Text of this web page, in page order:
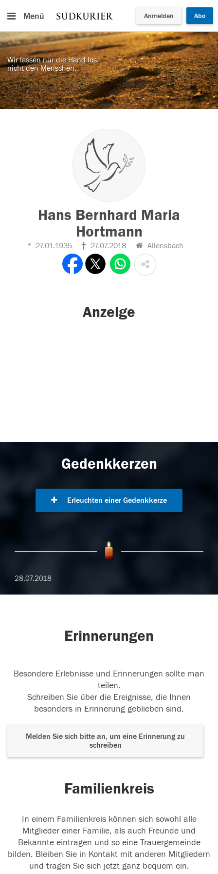
Menü Anmelden Abo
Wir lassen nur die Hand los,
nicht den Menschen.
Hans Bernhard Maria
Hortmann
27.01.1935 27.07.2018 Allensbach
Anzeige
Gedenkkerzen
Erleuchten einer Gedenkkerze
28.07.2018
Erinnerungen
Besondere Erlebnisse und Erinnerungen sollte man
teilen.
Schreiben Sie über die Ereignisse, die Ihnen
besonders in Erinnerung geblieben sind.
Melden Sie sich bitte an, um eine Erinnerung zu
schreiben
Familienkreis
In einem Familienkreis können sich sowohl alle
Mitglieder einer Familie, als auch Freunde und
Bekannte eintragen und so eine Trauergemeinde
bilden. Bleiben Sie in Kontakt mit anderen Mitgliedern
und tragen Sie sich jetzt ganz bequem ein.